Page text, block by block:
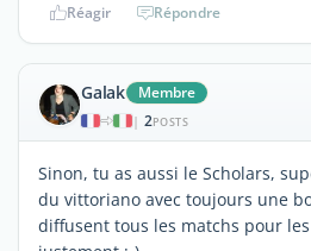
Réagir Répondre
Galak Membre
| 2POSTS
Sinon, tu as aussi le Scholars,
du vittoriano avec toujours une
diffusent tous les matchs pour